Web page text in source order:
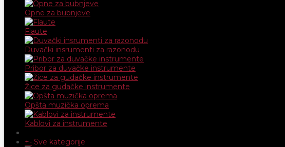
Opne za bubnjeve
Flaute
Duvački insrumenti za razonodu
Pribor za duvačke instrumente
Žice za gudačke instrumente
Opšta muzička oprema
Kablovi za instrumente
+- Sve kategorije